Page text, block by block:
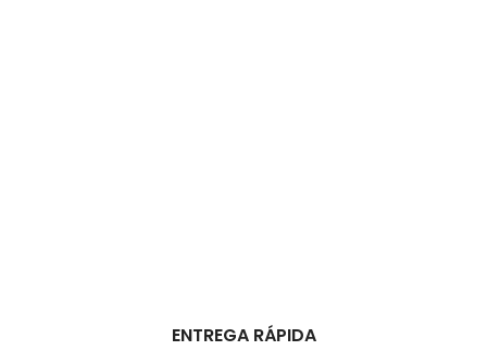
ENTREGA RÁPIDA